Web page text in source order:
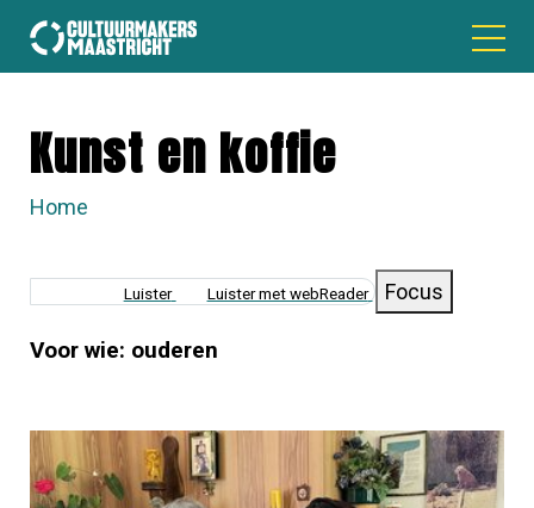
Kunst en koffie
KRUIMELPAD
Home
Luister Luister met webReader Focus
Voor wie: ouderen